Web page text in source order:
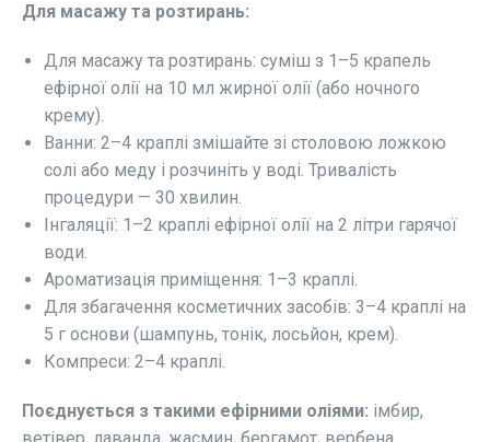
Для масажу та розтирань:
Для масажу та розтирань: суміш з 1–5 крапель
ефірної олії на 10 мл жирної олії (або ночного
крему).
Ванни: 2–4 краплі змішайте зі столовою ложкою
солі або меду і розчиніть у воді. Тривалість
процедури — 30 хвилин.
Інгаляції: 1–2 краплі ефірної олії на 2 літри гарячої
води.
Ароматизація приміщення: 1–3 краплі.
Для збагачення косметичних засобів: 3–4 краплі на
5 г основи (шампунь, тонік, лосьйон, крем).
Компреси: 2–4 краплі.
Поєднується з такими ефірними оліями: імбир,